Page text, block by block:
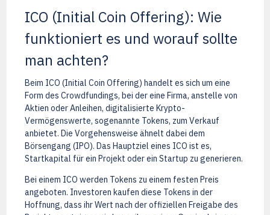
ICO (Initial Coin Offering): Wie
funktioniert es und worauf sollte
man achten?
Beim ICO (Initial Coin Offering) handelt es sich um eine
Form des Crowdfundings, bei der eine Firma, anstelle von
Aktien oder Anleihen, digitalisierte Krypto-
Vermögenswerte, sogenannte Tokens, zum Verkauf
anbietet. Die Vorgehensweise ähnelt dabei dem
Börsengang (IPO). Das Hauptziel eines ICO ist es,
Startkapital für ein Projekt oder ein Startup zu generieren.
Bei einem ICO werden Tokens zu einem festen Preis
angeboten. Investoren kaufen diese Tokens in der
Hoffnung, dass ihr Wert nach der offiziellen Freigabe des